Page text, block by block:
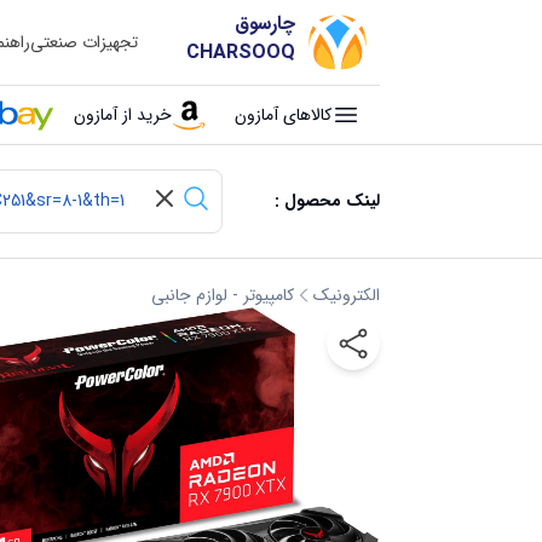
چارسوق
CHARSOOQ
تجهیزات صنعتی
کالاهای آمازون خرید از آمازون
لینک محصول :
الکترونیک کامپیوتر - لوازم جانبی